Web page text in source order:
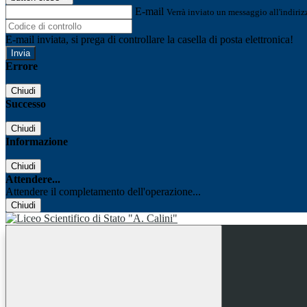
E-mail Verrà inviato un messaggio
E-mail inviata, si prega di controllare la casella di posta elettronica!
Errore
Chiudi
Successo
Chiudi
Informazione
Chiudi
Attendere...
Attendere il completamento dell'operazione...
Chiudi